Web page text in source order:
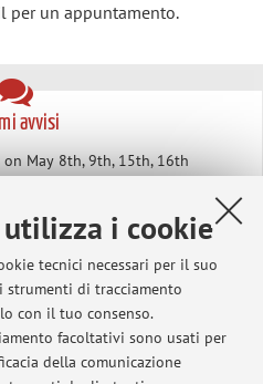
i cookie
tecnici necessari per il suo
strumenti di tracciamento
con il tuo consenso.
facoltativi sono usati per
della comunicazione
per un appuntamento.
avvisi
May 8th, 9th, 15th, 16th
at Centro Umberto Eco,